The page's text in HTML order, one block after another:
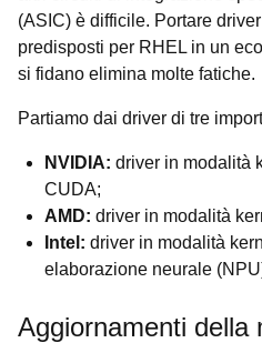
(ASIC) è difficile. Portare
predisposti per RHEL in un
si fidano elimina molte fatiche.
Partiamo dai driver di tre
NVIDIA: driver in modalità
CUDA;
AMD: driver in modalità
Intel: driver in modalità
elaborazione neurale
Aggiornamenti della